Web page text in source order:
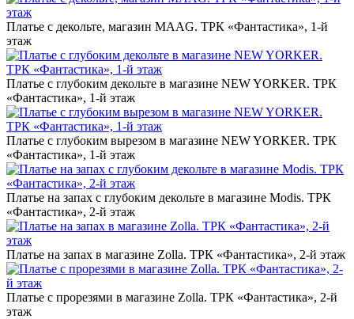
Платье с декольте, магазин MAAG. ТРК «Фантастика», 1-й
этаж
Платье с глубоким декольте в магазине NEW YORKER. ТРК
«Фантастика», 1-й этаж
Платье с глубоким вырезом в магазине NEW YORKER. ТРК
«Фантастика», 1-й этаж
Платье на запах с глубоким декольте в магазине Modis. ТРК
«Фантастика», 2-й этаж
Платье на запах в магазине Zolla. ТРК «Фантастика», 2-й этаж
Платье с прорезями в магазине Zolla. ТРК «Фантастика», 2-й
этаж